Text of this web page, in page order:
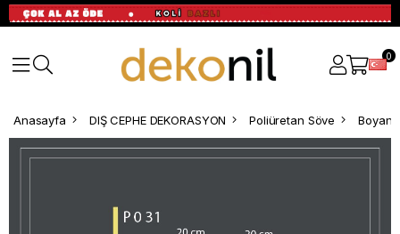
0
Anasayfa DIŞ CEPHE DEKORASYON Poliüretan Söve